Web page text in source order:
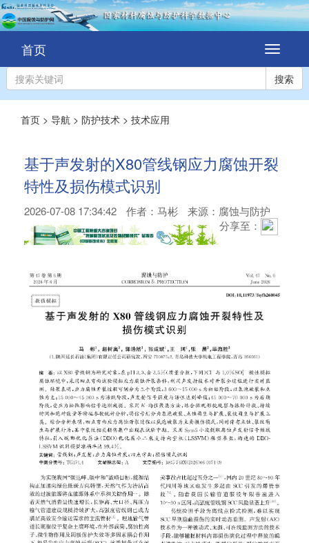
切
换
导
航
首页
搜索
首页 > 导航 > 防护技术 > 技术应用
基于声发射的X80管线钢应力腐蚀开裂
特性及损伤模式识别
2026-07-08 17:34:42 作者： 马彬
来源：腐蚀与防护
分享至：